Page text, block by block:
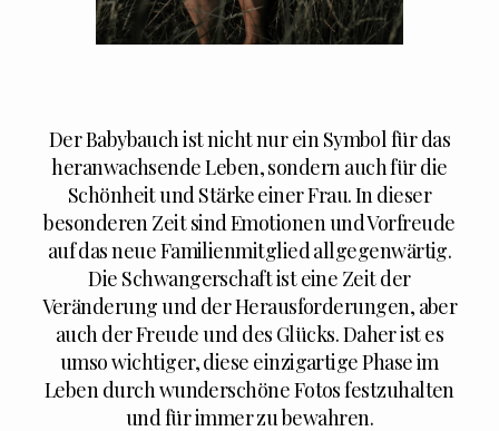
Der Babybauch ist nicht nur ein Symbol für das
heranwachsende Leben, sondern auch für die
Schönheit und Stärke einer Frau. In dieser
besonderen Zeit sind Emotionen und Vorfreude
auf das neue Familienmitglied allgegenwärtig.
Die Schwangerschaft ist eine Zeit der
Veränderung und der Herausforderungen, aber
auch der Freude und des Glücks. Daher ist es
umso wichtiger, diese einzigartige Phase im
Leben durch wunderschöne Fotos festzuhalten
und für immer zu bewahren.